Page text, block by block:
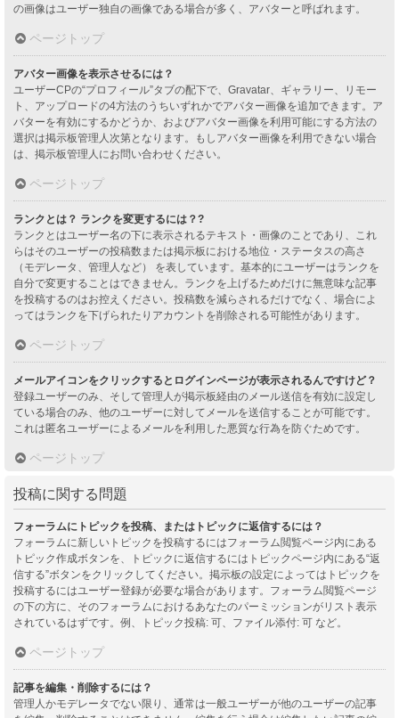
の画像はユーザー独自の画像である場合が多く、アバターと呼ばれます。
ページトップ
アバター画像を表示させるには？
ユーザーCPの“プロフィール”タブの配下で、Gravatar、ギャラリー、リモー
ト、アップロードの4方法のうちいずれかでアバター画像を追加できます。ア
バターを有効にするかどうか、およびアバター画像を利用可能にする方法の
選択は掲示板管理人次第となります。もしアバター画像を利用できない場合
は、掲示板管理人にお問い合わせください。
ページトップ
ランクとは？ ランクを変更するには？?
ランクとはユーザー名の下に表示されるテキスト・画像のことであり、これ
らはそのユーザーの投稿数または掲示板における地位・ステータスの高さ
（モデレータ、管理人など） を表しています。基本的にユーザーはランクを
自分で変更することはできません。ランクを上げるためだけに無意味な記事
を投稿するのはお控えください。投稿数を減らされるだけでなく、場合によ
ってはランクを下げられたりアカウントを削除される可能性があります。
ページトップ
メールアイコンをクリックするとログインページが表示されるんですけど？
登録ユーザーのみ、そして管理人が掲示板経由のメール送信を有効に設定し
ている場合のみ、他のユーザーに対してメールを送信することが可能です。
これは匿名ユーザーによるメールを利用した悪質な行為を防ぐためです。
ページトップ
投稿に関する問題
フォーラムにトピックを投稿、またはトピックに返信するには？
フォーラムに新しいトピックを投稿するにはフォーラム閲覧ページ内にある
トピック作成ボタンを、トピックに返信するにはトピックページ内にある“返
信する”ボタンをクリックしてください。掲示板の設定によってはトピックを
投稿するにはユーザー登録が必要な場合があります。フォーラム閲覧ページ
の下の方に、そのフォーラムにおけるあなたのパーミッションがリスト表示
されているはずです。例、トピック投稿: 可、ファイル添付: 可 など。
ページトップ
記事を編集・削除するには？
管理人かモデレータでない限り、通常は一般ユーザーが他のユーザーの記事